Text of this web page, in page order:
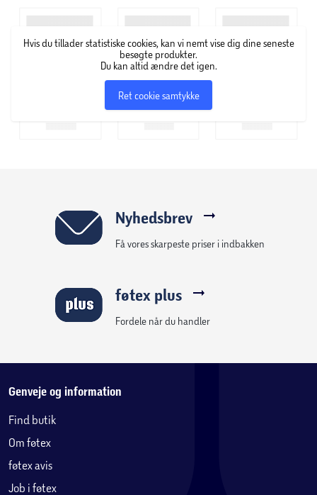
Hvis du tillader statistiske cookies, kan vi nemt vise dig dine seneste
besøgte produkter.
Du kan altid ændre det igen.
Ret cookie samtykke
Nyhedsbrev
Få vores skarpeste priser i indbakken
føtex plus
Fordele når du handler
Genveje og information
Find butik
Om føtex
føtex avis
Job i føtex